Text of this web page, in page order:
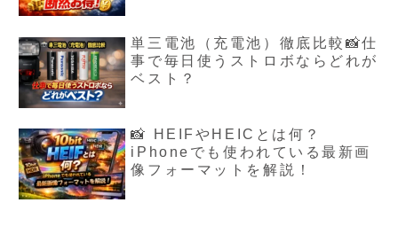
単三電池（充電池）徹底比較📸仕
事で毎日使うストロボならどれが
ベスト？
📸 HEIFやHEICとは何？
iPhoneでも使われている最新画
像フォーマットを解説！